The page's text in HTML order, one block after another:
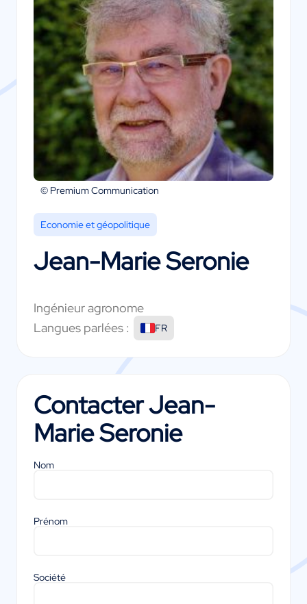
© Premium Communication
Economie et géopolitique
Jean-Marie Seronie
Ingénieur agronome
Langues parlées :
FR
ContacterJean-
Marie Seronie
Nom
Prénom
Société